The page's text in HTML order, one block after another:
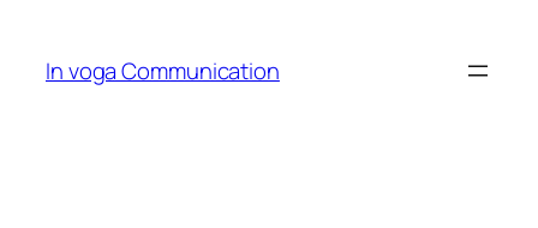
content
In voga Communication